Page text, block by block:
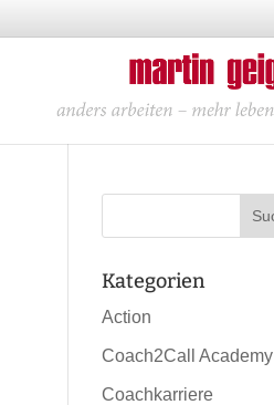
Kategorien
Action
Coach2Call Academy
Coachkarriere